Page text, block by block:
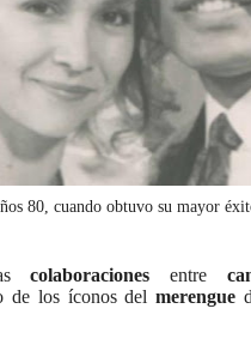
80, cuando obtuvo su mayor
colaboraciones entre
de los íconos delmerengue